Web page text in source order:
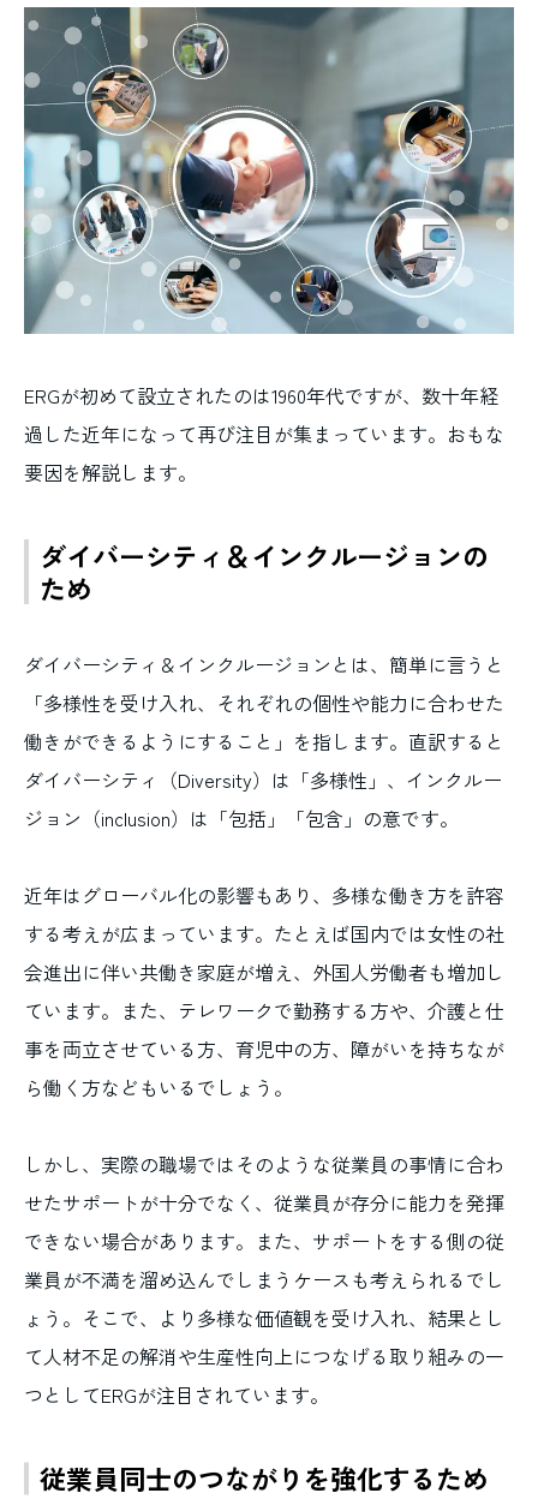
ERGが初めて設立されたのは1960年代ですが、数十年経
過した近年になって再び注目が集まっています。おもな
要因を解説します。
ダイバーシティ＆インクルージョンの
ため
ダイバーシティ＆インクルージョンとは、簡単に言うと
「多様性を受け入れ、それぞれの個性や能力に合わせた
働きができるようにすること」を指します。直訳すると
ダイバーシティ（Diversity）は「多様性」、インクルー
ジョン（inclusion）は「包括」「包含」の意です。
近年はグローバル化の影響もあり、多様な働き方を許容
する考えが広まっています。たとえば国内では女性の社
会進出に伴い共働き家庭が増え、外国人労働者も増加し
ています。また、テレワークで勤務する方や、介護と仕
事を両立させている方、育児中の方、障がいを持ちなが
ら働く方などもいるでしょう。
しかし、実際の職場ではそのような従業員の事情に合わ
せたサポートが十分でなく、従業員が存分に能力を発揮
できない場合があります。また、サポートをする側の従
業員が不満を溜め込んでしまうケースも考えられるでし
ょう。そこで、より多様な価値観を受け入れ、結果とし
て人材不足の解消や生産性向上につなげる取り組みの一
つとしてERGが注目されています。
従業員同士のつながりを強化するため